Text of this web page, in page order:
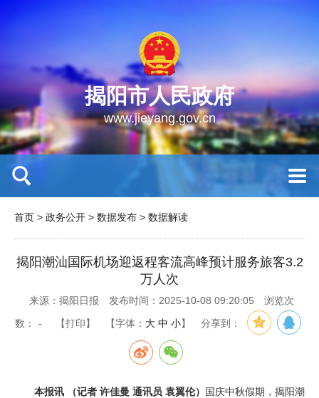
揭阳市人民政府
www.jieyang.gov.cn
首页 > 政务公开 > 数据发布 > 数据解读
揭阳潮汕国际机场迎返程客流高峰预计服务旅客3.2
万人次
来源：揭阳日报 发布时间：2025-10-08 09:20:05 浏览次
数： - 【打印】 【字体： 大 中 小】 分享到：
本报讯 （记者 许佳曼 通讯员 袁翼伦）
国庆中秋假期，揭阳潮